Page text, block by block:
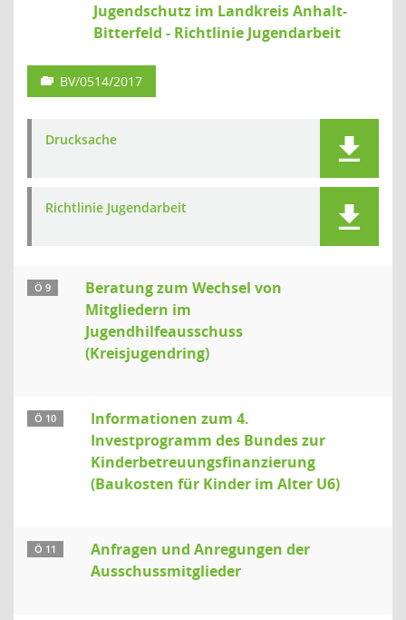
Jugendschutz im Landkreis Anhalt-
Bitterfeld - Richtlinie Jugendarbeit
BV/0514/2017
Drucksache
Richtlinie Jugendarbeit
Ö 9
Beratung zum Wechsel von
Mitgliedern im
Jugendhilfeausschuss
(Kreisjugendring)
Ö 10
Informationen zum 4.
Investprogramm des Bundes zur
Kinderbetreuungsfinanzierung
(Baukosten für Kinder im Alter U6)
Ö 11
Anfragen und Anregungen der
Ausschussmitglieder